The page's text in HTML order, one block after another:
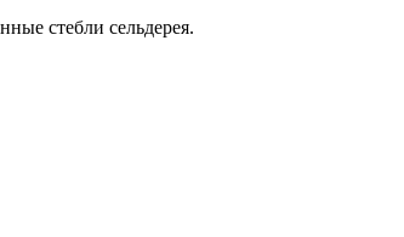
стебли сельдерея.